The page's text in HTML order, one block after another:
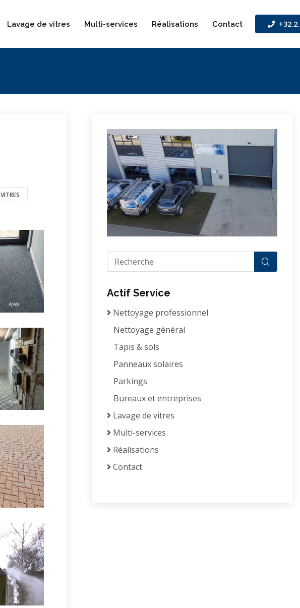
Lavage de vitres Multi-services Réalisations Contact
VITRES
Actif Service
Nettoyage professionnel
Nettoyage général
Tapis & sols
Panneaux solaires
Parkings
Bureaux et entreprises
Lavage de vitres
Multi-services
Réalisations
Contact